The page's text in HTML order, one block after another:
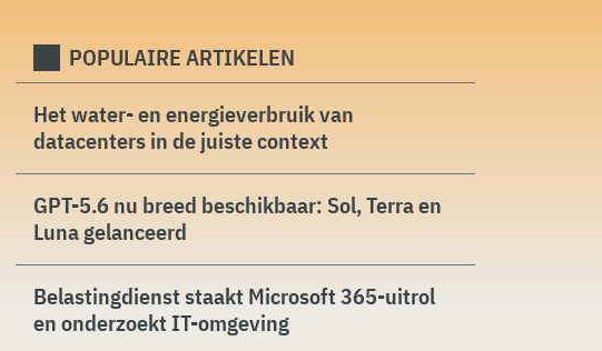
POPULAIRE ARTIKELEN
Het water- en energieverbruik van
datacenters in de juiste context
GPT-5.6 nu breed beschikbaar: Sol, Terra en
Luna gelanceerd
Belastingdienst staakt Microsoft 365-uitrol
en onderzoekt IT-omgeving